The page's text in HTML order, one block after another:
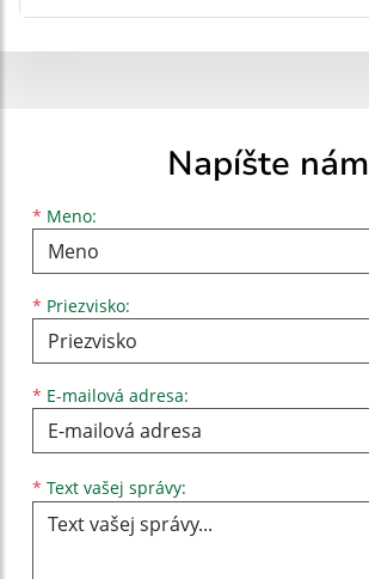
Napíšte nám
* Meno:
Meno
* Priezvisko:
Priezvisko
* E-mailová adresa:
E-mailová adresa
* Text vašej správy: